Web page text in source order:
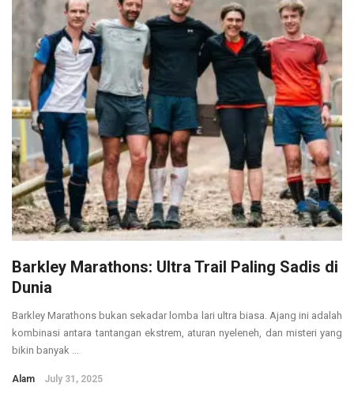
Barkley Marathons: Ultra Trail Paling Sadis di
Dunia
Barkley Marathons bukan sekadar lomba lari ultra biasa. Ajang ini adalah
kombinasi antara tantangan ekstrem, aturan nyeleneh, dan misteri yang
bikin banyak ...
Alam July 31, 2025